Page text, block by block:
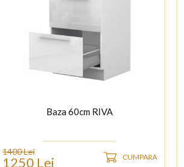
Baza 60cm RIVA
1400 Lei
1250 Lei CUMPARA